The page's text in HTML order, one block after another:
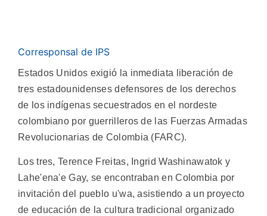
Corresponsal de IPS
Estados Unidos exigió la inmediata liberación de
tres estadounidenses defensores de los derechos
de los indígenas secuestrados en el nordeste
colombiano por guerrilleros de las Fuerzas Armadas
Revolucionarias de Colombia (FARC).
Los tres, Terence Freitas, Ingrid Washinawatok y
Lahe'ena'e Gay, se encontraban en Colombia por
invitación del pueblo u'wa, asistiendo a un proyecto
de educación de la cultura tradicional organizado